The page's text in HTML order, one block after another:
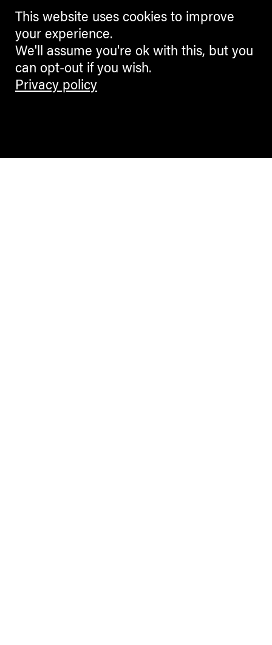
This website uses cookies to improve
your experience.
We'll assume you're ok with this, but you
can opt-out if you wish.
Privacy policy